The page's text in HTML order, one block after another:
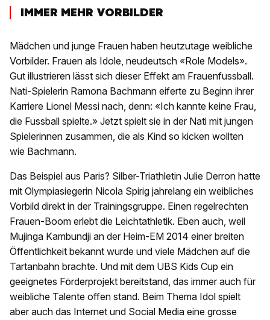
IMMER MEHR VORBILDER
Mädchen und junge Frauen haben heutzutage weibliche
Vorbilder. Frauen als Idole, neudeutsch «Role Models».
Gut illustrieren lässt sich dieser Effekt am Frauenfussball.
Nati-Spielerin Ramona Bachmann eiferte zu Beginn ihrer
Karriere Lionel Messi nach, denn: «Ich kannte keine Frau,
die Fussball spielte.» Jetzt spielt sie in der Nati mit jungen
Spielerinnen zusammen, die als Kind so kicken wollten
wie Bachmann.
Das Beispiel aus Paris? Silber-Triathletin Julie Derron hatte
mit Olympiasiegerin Nicola Spirig jahrelang ein weibliches
Vorbild direkt in der Trainingsgruppe. Einen regelrechten
Frauen-Boom erlebt die Leichtathletik. Eben auch, weil
Mujinga Kambundji an der Heim-EM 2014 einer breiten
Öffentlichkeit bekannt wurde und viele Mädchen auf die
Tartanbahn brachte. Und mit dem UBS Kids Cup ein
geeignetes Förderprojekt bereitstand, das immer auch für
weibliche Talente offen stand. Beim Thema Idol spielt
aber auch das Internet und Social Media eine grosse